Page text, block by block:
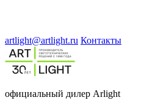
artlight@artlight.ru Контакты
официальный дилер Arlight